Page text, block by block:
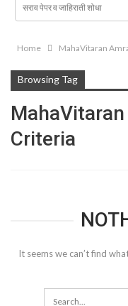
Home MahaVitaran
Browsing Tag
Criteria
It seems we can’t find